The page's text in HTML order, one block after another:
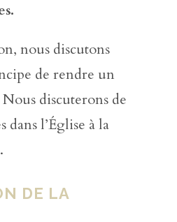
nous discutons
de rendre un
discuterons de
dans l’Église à la
DE LA